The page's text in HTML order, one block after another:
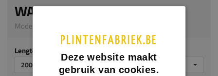
WALLSTYL WT6
Model WP06 | 40 x 40 mm | HDPS
Lengte (mm)
2000
Deze website maakt
gebruik van cookies.